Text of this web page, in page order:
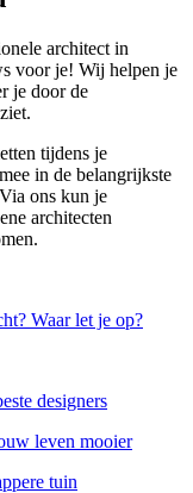
architect in
voor je! Wij helpen je
je door de
tijdens je
in de belangrijkste
ons kun je
architecten
Waar let je op?
designers
leven mooier
tuin